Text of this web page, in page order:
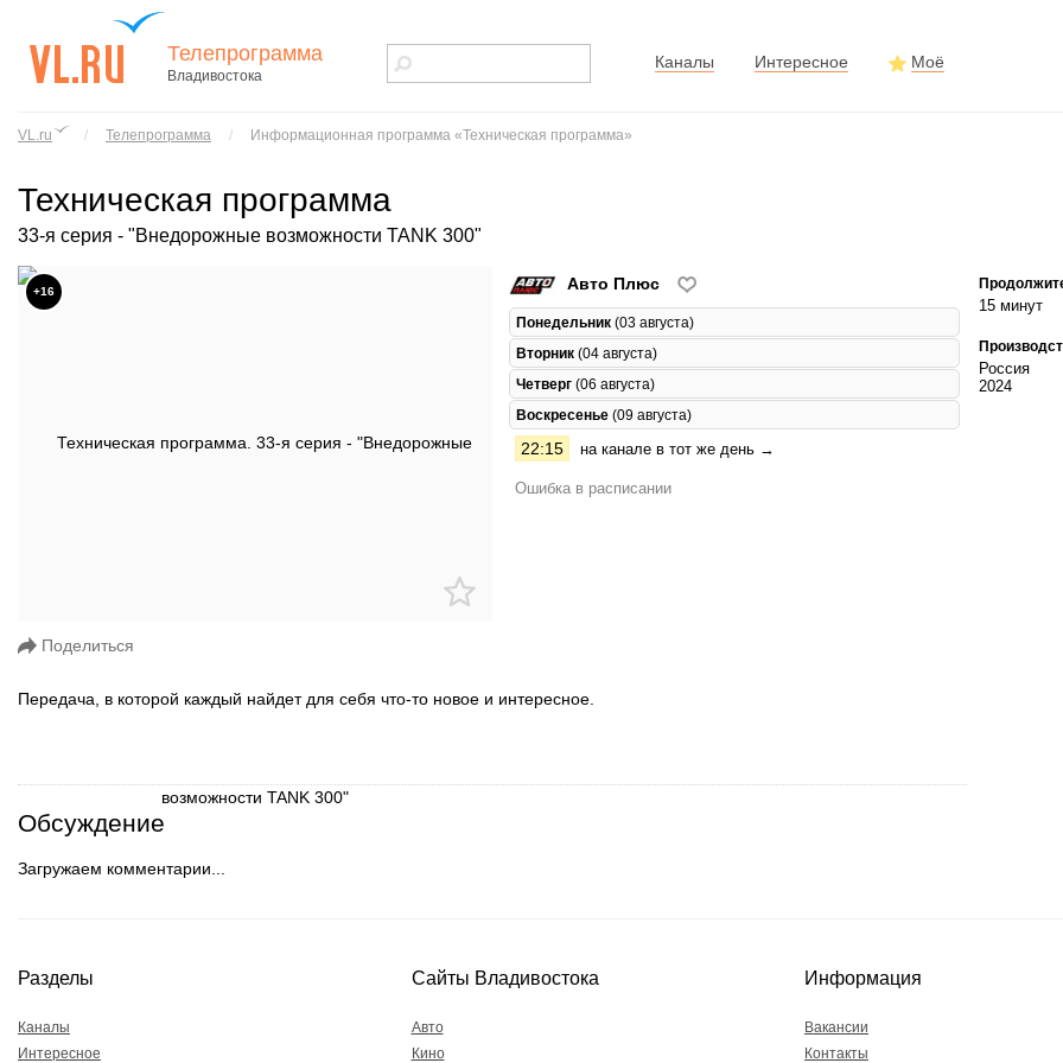
города
Владивостока
Телепрограмма
Владивостока
Каналы Интересное Моё
VL.ru / Телепрограмма / Информационная программа «Техническая программа»
Техническая программа
33-я серия - "Внедорожные возможности TANK 300"
+16
Поделиться
Авто Плюс
Понедельник (03 августа)
Вторник (04 августа)
Четверг (06 августа)
Воскресенье (09 августа)
22:15 на канале в тот же день →
Ошибка в расписании
Передача, в которой каждый найдет для себя что-то новое и интересное.
15 минут
Россия
2024
Обсуждение
Загружаем комментарии...
Разделы
Каналы
Интересное
Сайты Владивостока
Авто
Кино
Информация
Вакансии
Контакты